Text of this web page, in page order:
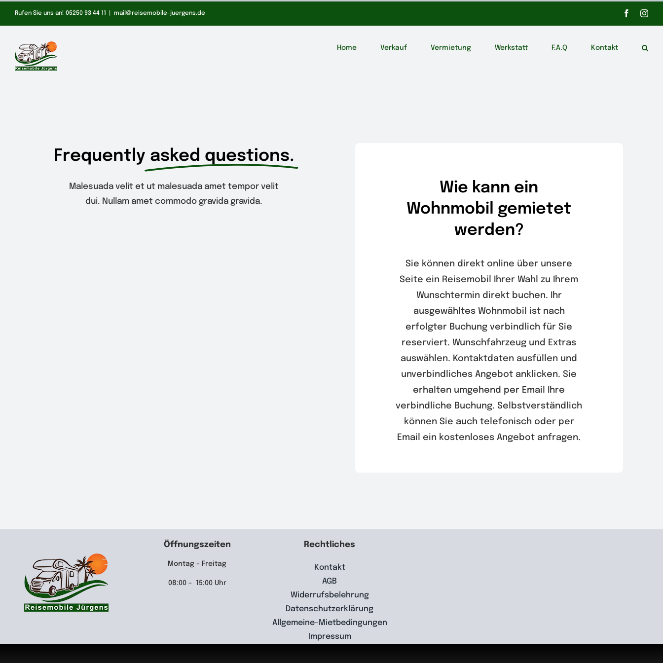
Rufen Sie uns an! 05250 93 44 11 mail@reisemobile-juergens.de Facebook
Home Verkauf Vermietung Werkstatt F.A.Q Kontakt
Frequently asked questions.
Malesuada velit et ut malesuada amet tempor velit
dui. Nullam amet commodo gravida gravida.
Wie kann ein
Wohnmobil gemietet
werden?
Sie können direkt online über unsere
Seite ein Reisemobil Ihrer Wahl zu Ihrem
Wunschtermin direkt buchen. Ihr
ausgewähltes Wohnmobil ist nach
erfolgter Buchung verbindlich für Sie
reserviert. Wunschfahrzeug und Extras
auswählen. Kontaktdaten ausfüllen und
unverbindliches Angebot anklicken. Sie
erhalten umgehend per Email Ihre
verbindliche Buchung. Selbstverständlich
können Sie auch telefonisch oder per
Email ein kostenloses Angebot anfragen.
Öffnungszeiten
Montag – Freitag
08:00 – 15:00 Uhr
Rechtliches
Kontakt
AGB
Widerrufsbelehrung
Datenschutzerklärung
Allgemeine-Mietbedingungen
Impressum